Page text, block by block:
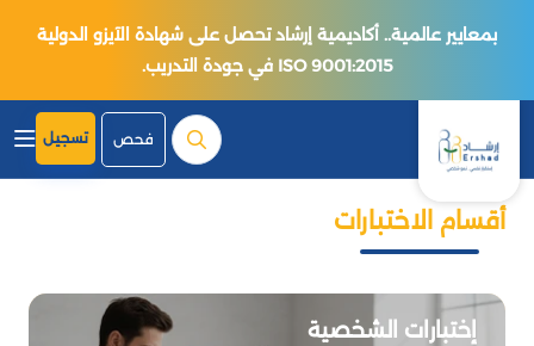
بمعايير عالمية.. أكاديمية إرشاد تحصل على شهادة الآيزو الدولية
ISO 9001:2015 في جودة التدريب.
فحص تسجيل
أقسام الاختبارات
إختبارات الشخصية